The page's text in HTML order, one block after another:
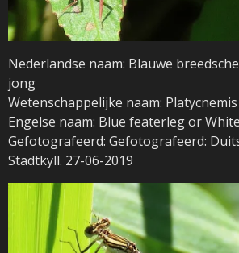
Nederlandse naam: Blauwe
jong
Wetenschappelijke naam:
Engelse naam: Blue featerleg or
Gefotografeerd: Gefotografeerd:
Stadtkyll. 27-06-2019